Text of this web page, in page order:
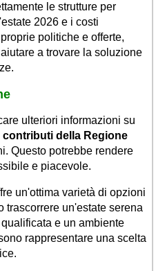
le strutture per
2026 e i costi
politiche e offerte,
a trovare la soluzione
ulteriori informazioni su
della Regione
Questo potrebbe rendere
e piacevole.
un'ottima varietà di opzioni
trascorrere un'estate serena
e un ambiente
rappresentare una scelta